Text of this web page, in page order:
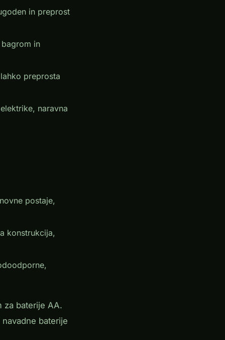
in preprost
in
preprosta
naravna
postaje,
konstrukcija,
za baterije AA.
baterije